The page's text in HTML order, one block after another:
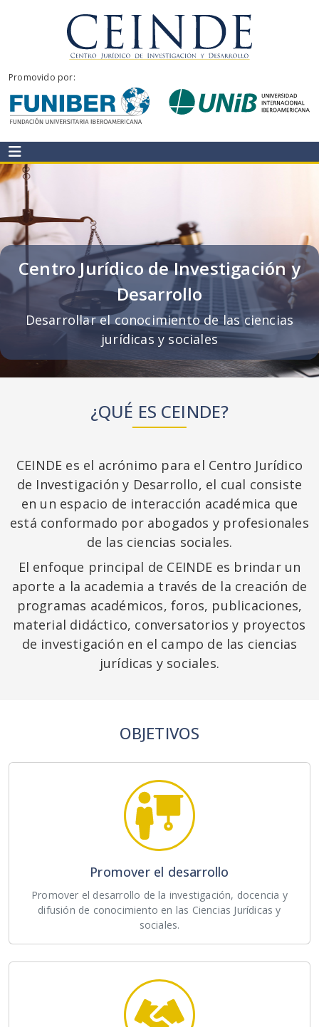
Promovido por:
Centro Jurídico de Investigación y
Desarrollo
Desarrollar el conocimiento de las ciencias
jurídicas y sociales
¿QUÉ ES CEINDE?
CEINDE es el acrónimo para el Centro Jurídico
de Investigación y Desarrollo, el cual consiste
en un espacio de interacción académica que
está conformado por abogados y profesionales
de las ciencias sociales.
El enfoque principal de CEINDE es brindar un
aporte a la academia a través de la creación de
programas académicos, foros, publicaciones,
material didáctico, conversatorios y proyectos
de investigación en el campo de las ciencias
jurídicas y sociales.
OBJETIVOS
Promover el desarrollo
Promover el desarrollo de la investigación, docencia y
difusión de conocimiento en las Ciencias Jurídicas y
sociales.